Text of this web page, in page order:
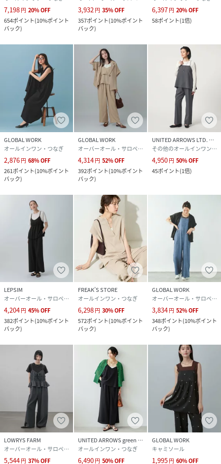
7,198円 20%OFF
654ポイント(10%ポイント
バック)
3,932円 35%OFF
357ポイント(10%ポイント
バック)
6,397円 20%OFF
58ポイント(1倍)
GLOBAL WORK
オールインワン・つなぎ
2,876円 68%OFF
261ポイント(10%ポイント
バック)
GLOBAL WORK
オーバーオール・サロペット
4,314円 52%OFF
392ポイント(10%ポイント
バック)
UNITED ARROWS LTD. OUTLET
その他のオールインワン・オーバーオール
4,950円 50%OFF
45ポイント(1倍)
LEPSIM
オーバーオール・サロペット
4,204円 45%OFF
382ポイント(10%ポイント
バック)
FREAK’S STORE
オールインワン・つなぎ
6,298円 30%OFF
572ポイント(10%ポイント
バック)
GLOBAL WORK
オーバーオール・サロペット
3,834円 52%OFF
348ポイント(10%ポイント
バック)
LOWRYS FARM
オーバーオール・サロペット
5,544円 37%OFF
UNITED ARROWS green label relaxing
オールインワン・つなぎ
6,490円 50%OFF
GLOBAL WORK
キャミソール
1,995円 60%OFF